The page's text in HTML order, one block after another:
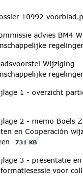
10992
advies BM4
Wijziging
1 - overzicht
2 - memo Boels
en Cooperación
731 KB
3 - presentatie
voor